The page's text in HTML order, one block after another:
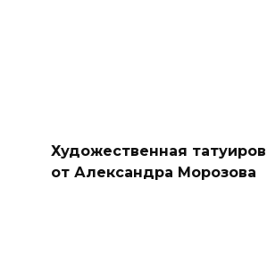
Художественная
от Александра Морозова